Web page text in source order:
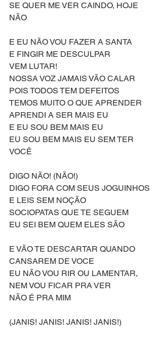
SE QUER ME VER CAINDO, HOJE
NÃO
E EU NÃO VOU FAZER A SANTA
E FINGIR ME DESCULPAR
VEM LUTAR!
NOSSA VOZ JAMAIS VÃO CALAR
POIS TODOS TEM DEFEITOS
TEMOS MUITO O QUE APRENDER
APRENDI A SER MAIS EU
E EU SOU BEM MAIS EU
EU SOU BEM MAIS EU SEM TER
VOCÊ
DIGO NÃO! (NÃO!)
DIGO FORA COM SEUS JOGUINHOS
E LEIS SEM NOÇÃO
SOCIOPATAS QUE TE SEGUEM
EU SEI BEM QUEM ELES SÃO
E VÃO TE DESCARTAR QUANDO
CANSAREM DE VOCE
EU NÃO VOU RIR OU LAMENTAR,
NEM VOU FICAR PRA VER
NÃO É PRA MIM
(JANIS! JANIS! JANIS! JANIS!)